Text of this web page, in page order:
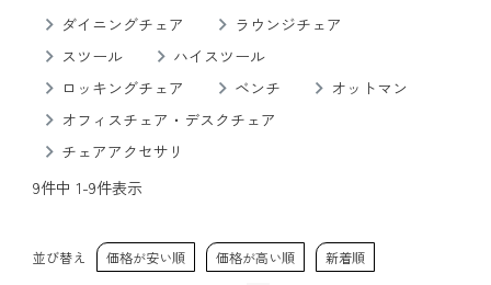
ダイニングチェア
ラウンジチェア
スツール
ハイスツール
ロッキングチェア
ベンチ
オットマン
オフィスチェア・デスクチェア
チェアアクセサリ
9件中 1-9件表示
並び替え 価格が安い順 価格が高い順 新着順